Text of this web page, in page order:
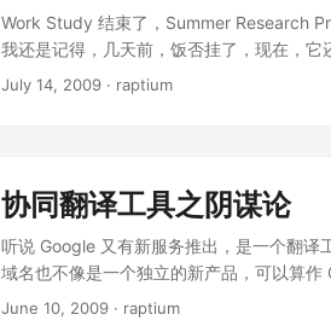
友，不过最后还是去了美国。于是回来搜
Oracle 和 Sendmail，然后到了腾讯也才4
网上就可以交简历，于是也回来试了一下
是稍稍错位。然后其实是用了 QQ校友 的
了。从有关技术的方面来讲，我觉得腾讯太
API 之类的给人用，然后 QQ 协议也一直
不大清楚腾讯在用些什么技术，把一切都
国内其他的互联网企业最近几年都搞得不
SAE……虽然对于一个互联网企业来说，赚
Work Study 结束了，Summer Research
我还是记得，几天前，饭否挂了，现在，
学会了寻找原因。现在好像没有XX大，那
管它是给世人看到真相，还是被利用而蒙
到整个世界。你可以用它分享生活中的点
挂了，也算是不出奇吧。我无法想象，假
我只是期待饭否回来的日子，我更希望，
们带着双耳来到这个世界，倾听各方不同的
July 14, 2009 · raptium
协同翻译工具之阴谋论
听说 Google 又有新服务推出，是一个翻
域名也不像是一个独立的新产品，可以算
的地方：典型的 Google UI 设计——简洁，
June 10, 2009 · raptium